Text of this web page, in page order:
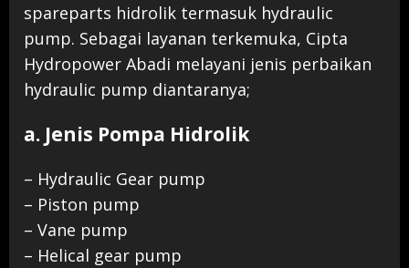
spareparts hidrolik termasuk hydraulic
pump. Sebagai layanan terkemuka, Cipta
Hydropower Abadi melayani jenis perbaikan
hydraulic pump diantaranya;
a. Jenis Pompa Hidrolik
– Hydraulic Gear pump
– Piston pump
– Vane pump
– Helical gear pump